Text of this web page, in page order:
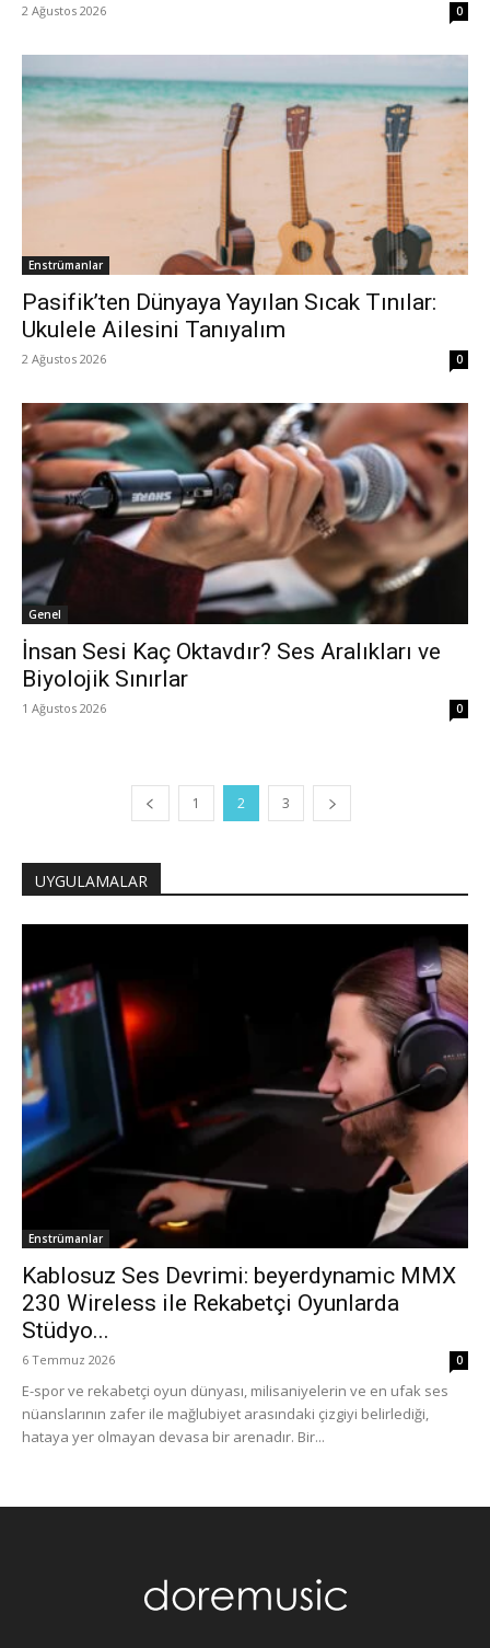
2 Ağustos 2026 0
Enstrümanlar
Pasifik’ten Dünyaya Yayılan Sıcak Tınılar:
Ukulele Ailesini Tanıyalım
2 Ağustos 2026 0
Genel
İnsan Sesi Kaç Oktavdır? Ses Aralıkları ve
Biyolojik Sınırlar
1 Ağustos 2026 0
1 2 3
UYGULAMALAR
Enstrümanlar
Kablosuz Ses Devrimi: beyerdynamic MMX
230 Wireless ile Rekabetçi Oyunlarda
Stüdyo...
6 Temmuz 2026 0
E-spor ve rekabetçi oyun dünyası, milisaniyelerin ve en ufak ses
nüanslarının zafer ile mağlubiyet arasındaki çizgiyi belirlediği,
hataya yer olmayan devasa bir arenadır. Bir...